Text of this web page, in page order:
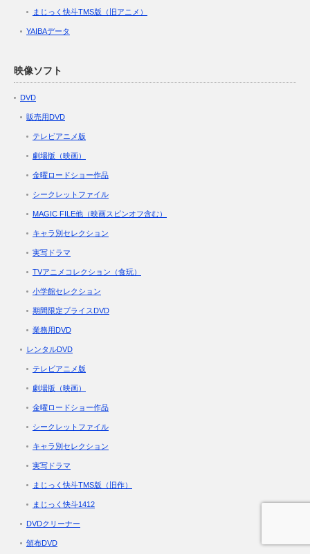
まじっく快斗TMS版（旧アニメ）
YAIBAデータ
映像ソフト
DVD
販売用DVD
テレビアニメ版
劇場版（映画）
金曜ロードショー作品
シークレットファイル
MAGIC FILE他（映画スピンオフ含む）
キャラ別セレクション
実写ドラマ
TVアニメコレクション（食玩）
小学館セレクション
期間限定プライスDVD
業務用DVD
レンタルDVD
テレビアニメ版
劇場版（映画）
金曜ロードショー作品
シークレットファイル
キャラ別セレクション
実写ドラマ
まじっく快斗TMS版（旧作）
まじっく快斗1412
DVDクリーナー
頒布DVD